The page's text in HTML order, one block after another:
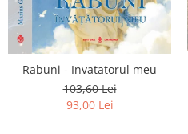
Rabuni - Invatatorul meu
103,60 Lei
93,00 Lei